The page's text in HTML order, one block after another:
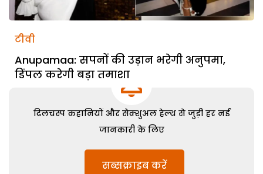
टीवी
Anupamaa: सपनों की उड़ान भरेगी अनुपमा,
डिंपल करेगी बड़ा तमाशा
दिलचस्प कहानियों और सेक्शुअल हेल्थ से जुड़ी हर नई
जानकारी के लिए
सब्सक्राइब करें